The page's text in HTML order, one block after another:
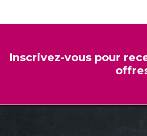
Inscrivez-vous pour